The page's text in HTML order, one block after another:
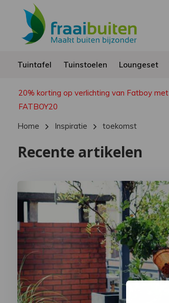
Tuintafel Tuinstoelen Loungeset
20% korting op verlichting van Fatboy met
FATBOY20
Home
Inspiratie toekomst
Recente artikelen